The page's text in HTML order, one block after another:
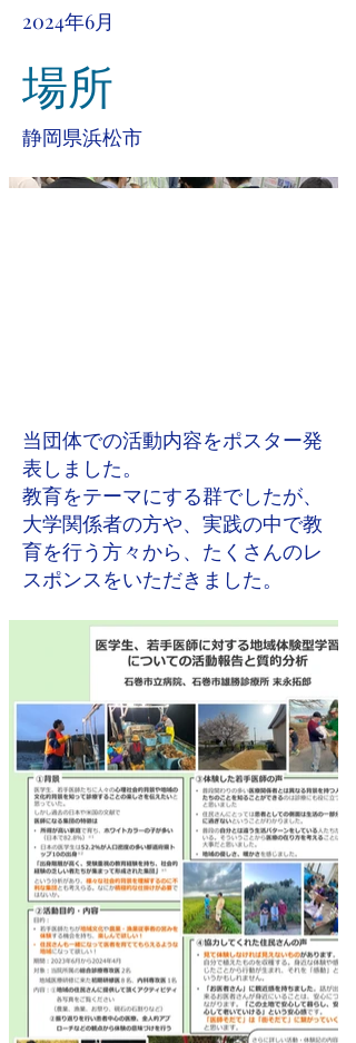
2024年6月
場所
静岡県浜松市
当団体での活動内容をポスター発
表しました。
教育をテーマにする群でしたが、
大学関係者の方や、実践の中で教
育を行う方々から、たくさんのレ
スポンスをいただきました。